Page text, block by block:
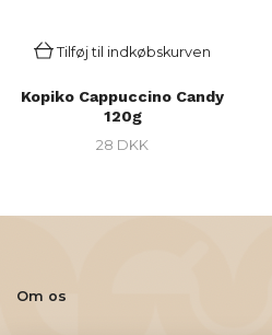
Tilføj til indkøbskurven
Kopiko Cappuccino Candy
120g
28 DKK
Om os